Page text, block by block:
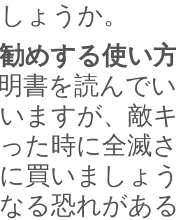
ょうか。
めする使い
書を読んで
ますが、敵
た時に全滅
買いましょ
る恐れがあ